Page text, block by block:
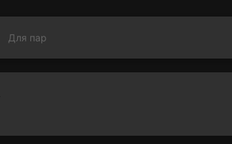
Для пар